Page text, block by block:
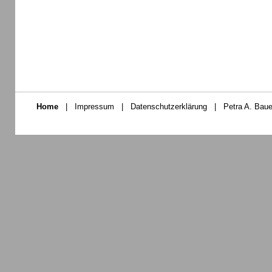
Home | Impressum | Datenschutzerklärung | Petra A.